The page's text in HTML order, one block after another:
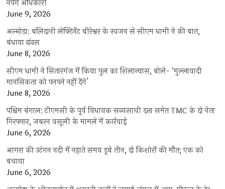
नपेंगे अधिकारी
June 9, 2026
अल्मोड़ा: बलिदानी लेफ्टिनेंट बीरेश्वर के स्वजन से सीएम धामी ने की बात,
बंधाया ढांढस
June 8, 2026
सीएम धामी ने सितारगंज में किया पुल का शिलान्यास, बोले- ‘मुल्लावादी
मानसिकता को पनपने नहीं देंगे’
June 8, 2026
पश्चिम बंगाल: टीएमसी के पूर्व विधायक सब्यसाची दत्ता समेत TMC के दो नेता
गिरफ्तार, जबरन वसूली के मामले में कार्रवाई
June 6, 2026
आगरा की उटंगन नदी में नहाते समय डूबे तीन, दो किशोरों की मौत; एक को
बचाया
June 6, 2026